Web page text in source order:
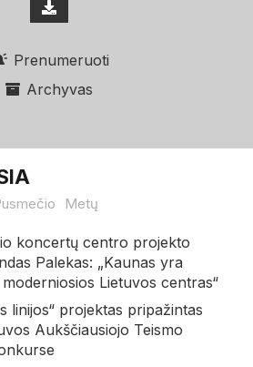
Prenumeruoti
Archyvas
Metų
koncertų centro projekto
Palekas: „Kaunas yra
Lietuvos centras“
linijos“ projektas pripažintas
Aukščiausiojo Teismo